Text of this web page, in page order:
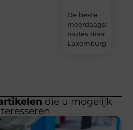
De beste
meerdaagse
routes door
Luxemburg
die u mogelijk